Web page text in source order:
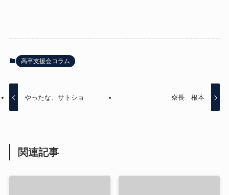
高卒支援会コラム
やったな、サトショ 寮長 根本
関連記事